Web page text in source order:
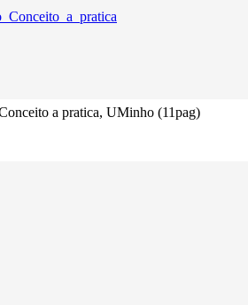
a pratica, UMinho (11pag)